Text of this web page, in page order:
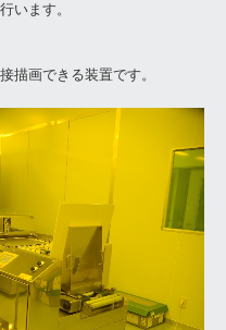
います。
描画できる装置です。